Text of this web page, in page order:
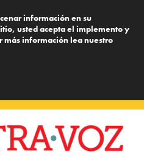
información en su
usted acepta el implemento y
más información lea nuestro